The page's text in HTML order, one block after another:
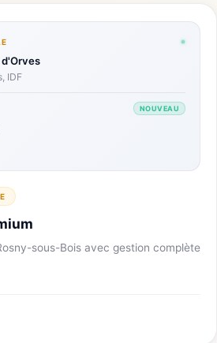
IDF
NOUVEAU
sous-Bois avec gestion complète